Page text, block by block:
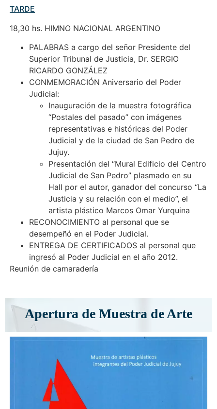
TARDE
18,30 hs. HIMNO NACIONAL ARGENTINO
PALABRAS a cargo del señor Presidente del
Superior Tribunal de Justicia, Dr. SERGIO
RICARDO GONZÁLEZ
CONMEMORACIÓN Aniversario del Poder
Judicial:
Inauguración de la muestra fotográfica
“Postales del pasado” con imágenes
representativas e históricas del Poder
Judicial y de la ciudad de San Pedro de
Jujuy.
Presentación del “Mural Edificio del Centro
Judicial de San Pedro” plasmado en su
Hall por el autor, ganador del concurso “La
Justicia y su relación con el medio”, el
artista plástico Marcos Omar Yurquina
RECONOCIMIENTO al personal que se
desempeñó en el Poder Judicial.
ENTREGA DE CERTIFICADOS al personal que
ingresó al Poder Judicial en el año 2012.
Reunión de camaradería
Apertura de Muestra de Arte